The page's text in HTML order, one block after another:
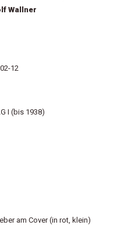
Wallner
12
I (bis 1938)
am Cover (in rot, klein)